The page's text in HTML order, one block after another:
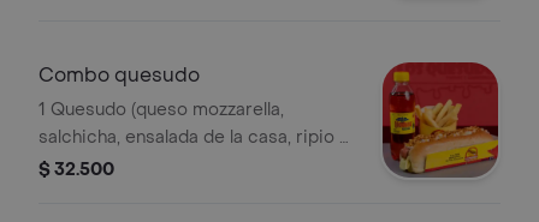
Combo quesudo
1 Quesudo (queso mozzarella,
salchicha, ensalada de la casa, ripio y
salsas). acompañado de papas a la
$ 32.500